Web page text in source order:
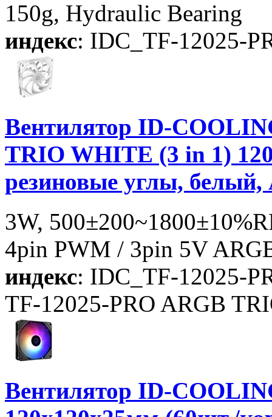
150g, Hydraulic Bearing
индекс: IDC_TF-12025-
Вентилятор ID-
TRIO WHITE (3 in 1)
резиновые углы,
3W,
4pin PWM / 3pin 5V
индекс: IDC_TF-12025-
TF-12025-PRO ARGB
Вентилятор ID-